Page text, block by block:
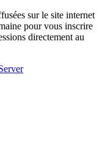
sur le site internet
pour vous inscrire
directement au